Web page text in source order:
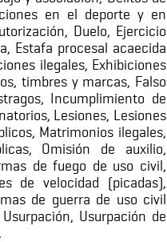
en el deporte y en
Duelo, Ejercicio
Estafa procesal acaecida
ilegales, Exhibiciones
timbres y marcas, Falso
Incumplimiento de
Lesiones, Lesiones
Matrimonios ilegales,
Omisión de auxilio,
de fuego de uso civil,
de velocidad (picadas),
de guerra de uso civil
Usurpación de